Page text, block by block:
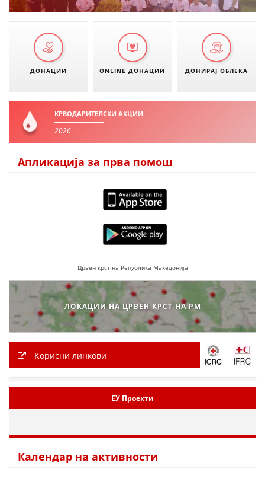
ДОНАЦИИ ONLINE ДОНАЦИИ ДОНИРАЈ ОБЛЕКА
КРВОДАРИТЕЛСКИ АКЦИИ
2026
Апликација за прва помош
Црвен крст на Република Македонија
ЛОКАЦИИ НА ЦРВЕН КРСТ НА РМ
Корисни линкови
ЕУ Проекти
Календар на активности